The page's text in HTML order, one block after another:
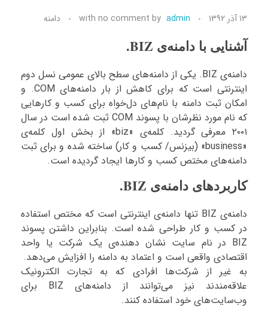
۱۳ آذر ۱۳۹۲ by admin
with no comment دامنه
آشنایی با دامنه‌ی BIZ.
دامنه‌ی BIZ. یکی از دامنه‌های سطح بالای عمومی نسل دوم
اینترنتی است که برای کاهش از بار دامنه‌های COM. و
امکان ثبت دامنه با نام‌های دل‌خواه برای کسب و کارهایی
که نام مورد نظرشان با پسوند COM ثبت شده است در سال
۲۰۰۱ معرفی گردید. کلمه‌ی «biz» از بخش اول کلمه‌ی
«business» (بیزنس/ کسب و کار) ساخته شده و برای ثبت
دامنه‌های مختص کسب و کارها ایجاد گردیده است.
کاربردهای دامنه‌ی BIZ.
دامنه‌ی BIZ تنها دامنه‌ی اینترنتی است که مختص استفاده
در کسب و کار طراحی شده است. بنابراین داشتن پسوند
BIZ در نام سایت نشان دهنده‌ی یک شرکت یا واحد
اقتصادی واقعی است و اعتماد به دامنه را افزایش می‌دهد.
به غیر از شرکت‌ها افرادی که به تجارت الکترونیک
علاقه‌مندند نیز می‌توانند از دامنه‌های BIZ برای
وب‌سایت‌های خود استفاده کنند.